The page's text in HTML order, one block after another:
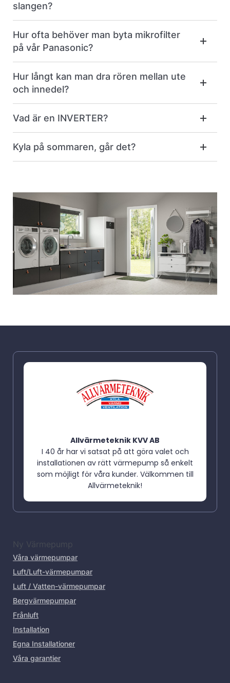
slangen?
Hur ofta behöver man byta mikrofilter
på vår Panasonic?
Hur långt kan man dra rören mellan ute
och innedel?
Vad är en INVERTER?
Kyla på sommaren, går det?
Allvärmeteknik KVV AB
I 40 år har vi satsat på att göra valet och
installationen av rätt värmepump så enkelt
som möjligt för våra kunder. Välkommen till
Allvärmeteknik!
Ny Värmepump
Våra värmepumpar
Luft/Luft-värmepumpar
Luft / Vatten-värmepumpar
Bergvärmepumpar
Frånluft
Installation
Egna Installationer
Våra garantier